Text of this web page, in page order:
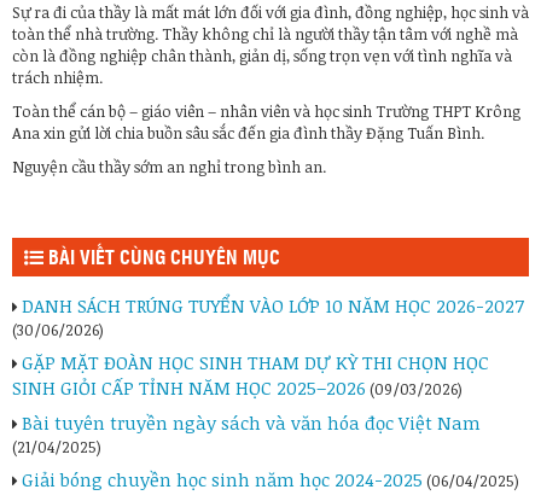
Sự ra đi của thầy là mất mát lớn đối với gia đình, đồng nghiệp, học sinh và
toàn thể nhà trường. Thầy không chỉ là người thầy tận tâm với nghề mà
còn là đồng nghiệp chân thành, giản dị, sống trọn vẹn với tình nghĩa và
trách nhiệm.
Toàn thể cán bộ – giáo viên – nhân viên và học sinh Trường THPT Krông
Ana xin gửi lời chia buồn sâu sắc đến gia đình thầy Đặng Tuấn Bình.
Nguyện cầu thầy sớm an nghỉ trong bình an.
BÀI VIẾT CÙNG CHUYÊN MỤC
DANH SÁCH TRÚNG TUYỂN VÀO LỚP 10 NĂM HỌC 2026-2027
(30/06/2026)
GẶP MẶT ĐOÀN HỌC SINH THAM DỰ KỲ THI CHỌN HỌC
SINH GIỎI CẤP TỈNH NĂM HỌC 2025–2026 (09/03/2026)
Bài tuyên truyền ngày sách và văn hóa đọc Việt Nam
(21/04/2025)
Giải bóng chuyền học sinh năm học 2024-2025 (06/04/2025)